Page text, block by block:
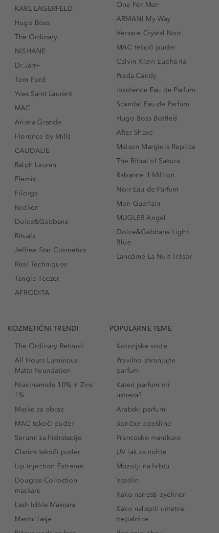
KARL LAGERFELD
Hugo Boss
The Ordinary
NISHANE
Dr.Jart+
Tom Ford
Yves Saint Laurent
MAC
Ariana Grande
Florence by Mills
CAUDALIE
Ralph Lauren
Elemis
Filorga
Redken
Dolce&Gabbana
Rituals
Jeffree Star Cosmetics
Real Techniques
Tangle Teezer
AFRODITA
One For Men
ARMANI My Way
Versace Crystal Noir
MAC tekoči puder
Calvin Klein Euphoria
Prada Candy
Insolence Eau de Parfum
Scandal Eau de Parfum
Hugo Boss Bottled
After Shave
Maison Margiela Replica
The Ritual of Sakura
Rabanne 1 Million
Noir Eau de Parfum
Mon Guerlain
MUGLER Angel
Dolce&Gabbana Light
Blue
Lancôme La Nuit Trésor
KOZMETIČNI TRENDI
The Ordinary Retinoli
All Hours Luminous
Matte Foundation
Niacinamide 10% + Zinc
1%
Maske za obraz
MAC tekoči puder
Serumi za hidratacijo
Clarins tekoči puder
Lip Injection Extreme
Douglas Collection
maskare
Lash Idôle Mascara
Mastni lasje
POPULARNE TEME
Kolonjske vode
Pravilno shranjujte
parfum
Kateri parfum mi
ustreza?
Arabski parfumi
Sončne opekline
Francosko manikuro
UV lak za nohte
Mozolji na hrbtu
Vazelin
Kako nanesti eyeliner
Kako nalepiti umetne
trepalnice